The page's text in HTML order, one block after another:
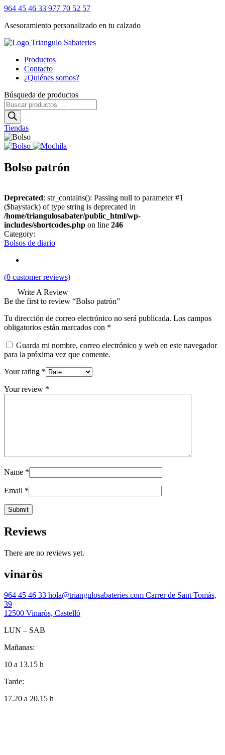
964 45 46 33 977 70 52 57
Asesoramiento personalizado en tu calzado
Productos
Contacto
¿Quiénes somos?
Búsqueda de productos
Tiendas
Bolso patrón
Deprecated: str_contains(): Passing null to parameter #1
($haystack) of type string is deprecated in
/home/triangulosabater/public_html/wp-
includes/shortcodes.php on line 246
Category:
Bolsos de diario
(0 customer reviews)
Write A Review
Be the first to review “Bolso patrón”
Tu dirección de correo electrónico no será publicada. Los campos
obligatorios están marcados con *
Guarda mi nombre, correo electrónico y web en este navegador
para la próxima vez que comente.
Your rating *
Your review *
Name *
Email *
Reviews
There are no reviews yet.
vinaròs
964 45 46 33 hola@triangulosabateries.com Carrer de Sant Tomàs,
39
12500 Vinaròs, Castelló
LUN – SAB
Mañanas:
10 a 13.15 h
Tarde:
17.20 a 20.15 h